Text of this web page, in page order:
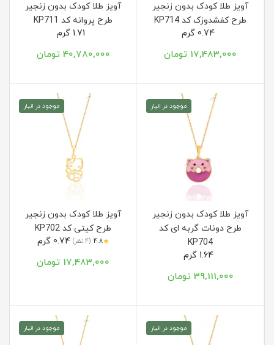
آویز طلا کودک بدون زنجیر
طرح کفشدوزک کد KP714
17,483,000 تومان
آویز طلا کودک بدون زنجیر
طرح پروانه کد KP711
40,780,000 تومان
موجود در انبار
آویز طلا کودک بدون زنجیر
طرح دونات گربه ای کد
KP704
1.64 گرم
39,111,000 تومان
موجود در انبار
آویز طلا کودک بدون زنجیر
طرح کیتی کد KP702
★
4.8 (4 نظر) 0.74 گرم
17,483,000 تومان
موجود در انبار موجود در انبار